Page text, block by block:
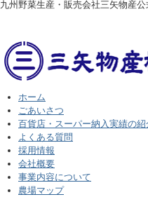
九州野菜生産・販売会社三矢物産公
ホーム
ごあいさつ
百貨店・スーパー納入実績の紹
よくある質問
採用情報
会社概要
事業内容について
農場マップ